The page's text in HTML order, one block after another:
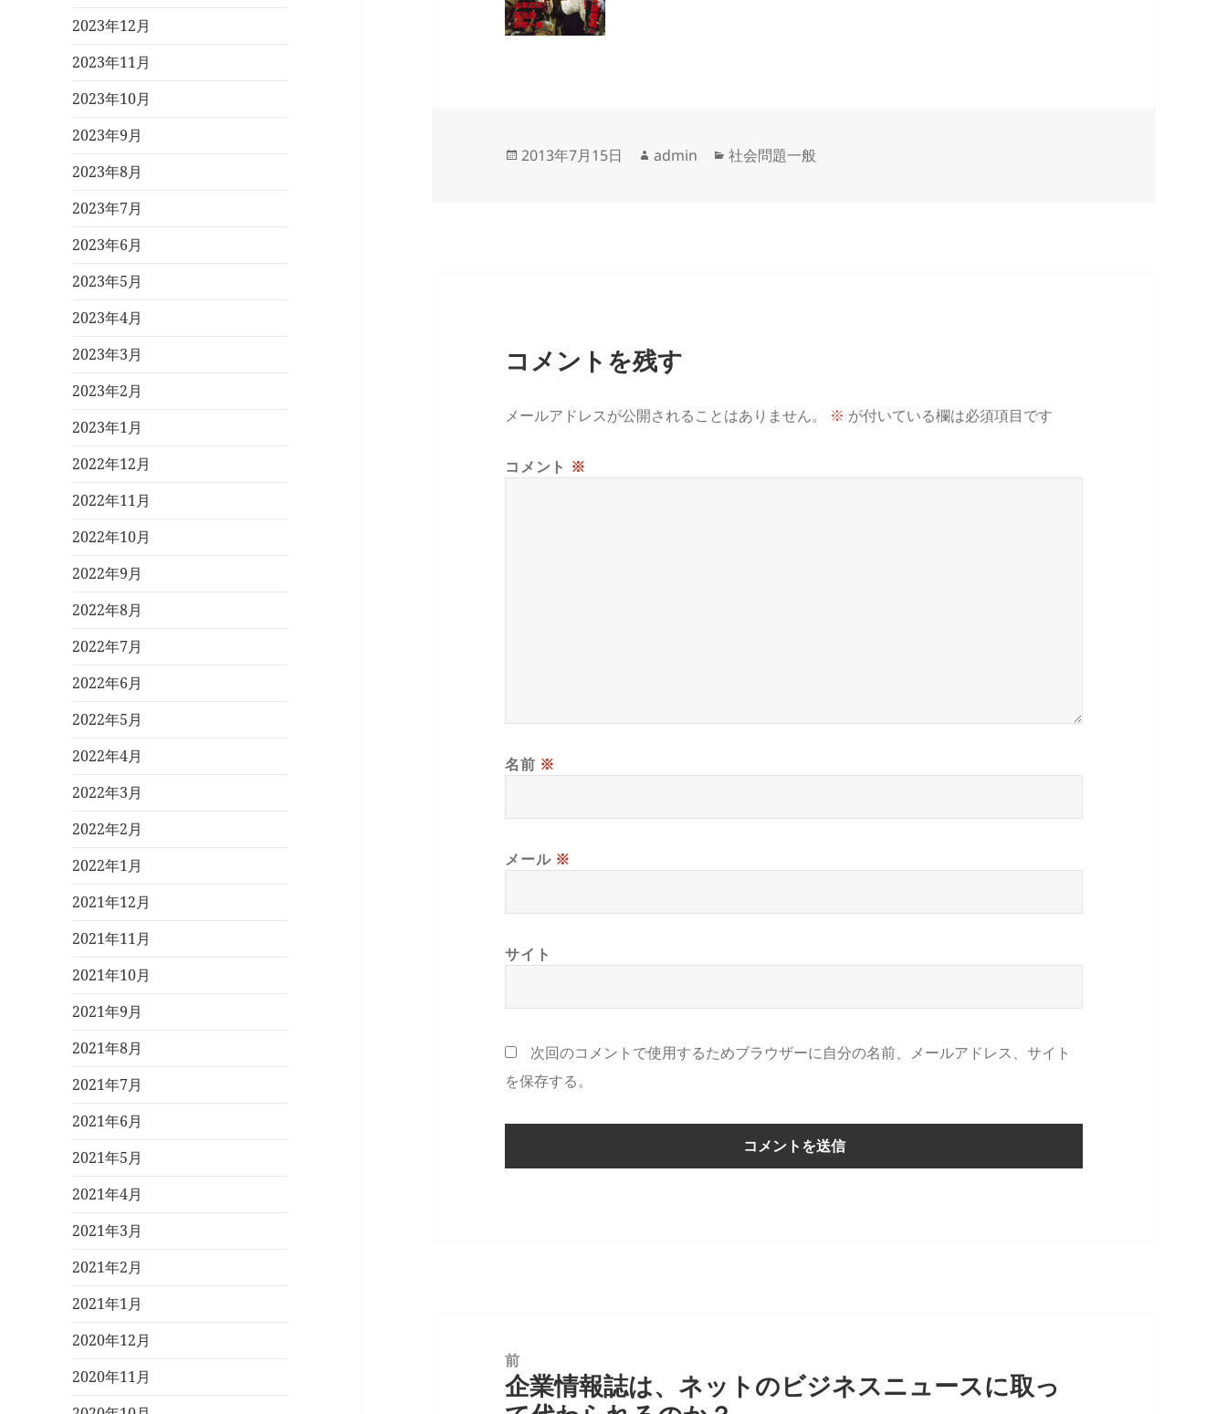
2023年12月
2023年11月
2023年10月
2023年9月
2023年8月
2023年7月
2023年6月
2023年5月
2023年4月
2023年3月
2023年2月
2023年1月
2022年12月
2022年11月
2022年10月
2022年9月
2022年8月
2022年7月
2022年6月
2022年5月
2022年4月
2022年3月
2022年2月
2022年1月
2021年12月
2021年11月
2021年10月
2021年9月
2021年8月
2021年7月
2021年6月
2021年5月
2021年4月
2021年3月
2021年2月
2021年1月
2020年12月
2020年11月
投
2013年7月15日
作
admin
カ
社会問題一般
コメントを残す
メールアドレスが公開されることはありません。 ※ が付いている欄は必須項目です
コメント ※
名前 ※
メール ※
サイト
次回のコメントで使用するためブラウザーに自分の名前、メールアドレス、サイト
を保存する。
前
前
企業情報誌は、ネットのビジネスニュースに取っ